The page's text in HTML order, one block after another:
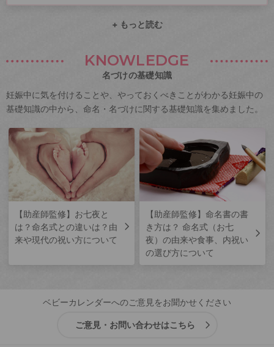
+ もっと読む
KNOWLEDGE
名づけの基礎知識
妊娠中に気を付けることや、やっておくべきことがわかる妊娠中の
基礎知識の中から、命名・名づけに関する基礎知識を集めました。
【助産師監修】お七夜と
は？命名式との違いは？由
来や現代の祝い方について
【助産師監修】命名書の書
き方は？ 命名式（お七
夜）の由来や食事、内祝い
の選び方について
ベビーカレンダーへのご意見をお聞かせください
ご意見・お問い合わせはこちら